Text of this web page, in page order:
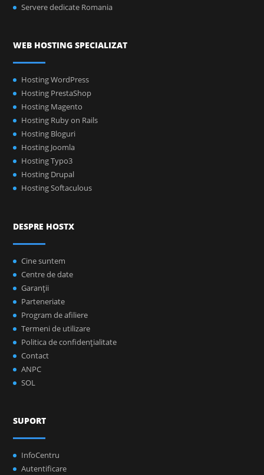
Servere dedicate Romania
WEB HOSTING SPECIALIZAT
Hosting WordPress
Hosting PrestaShop
Hosting Magento
Hosting Ruby on Rails
Hosting Bloguri
Hosting Joomla
Hosting Typo3
Hosting Drupal
Hosting Softaculous
DESPRE HOSTX
Cine suntem
Centre de date
Garanţii
Parteneriate
Program de afiliere
Termeni de utilizare
Politica de confidenţialitate
Contact
ANPC
SOL
SUPORT
InfoCentru
Autentificare